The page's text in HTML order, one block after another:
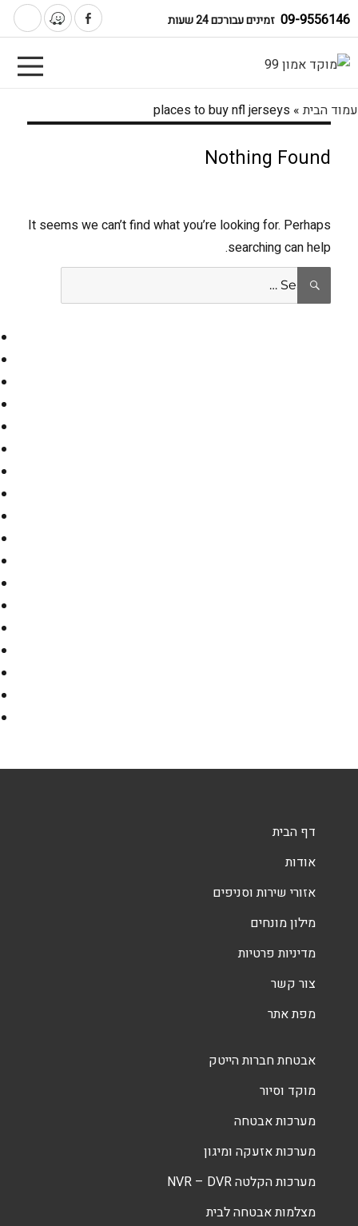
09-9556146 זמינים עבורכם 24 שעות
עמוד הבית»
places to buy nfl jerseys
Nothing Found
It seems we can’t find what you’re looking for. Perhaps
searching can help.
Search
for:
SEARCH
דף הבית
אודות
אזורי שירות וסניפים
מילון מונחים
מדיניות פרטיות
צור קשר
מפת אתר
אבטחת חברות הייטק
מוקד וסיור
מערכות אבטחה
מערכות אזעקה ומיגון
מערכות הקלטה NVR – DVR
מצלמות אבטחה לבית